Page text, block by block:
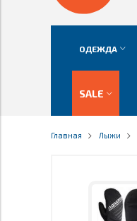
ОДЕЖДА
SALE
Главная Лыжи